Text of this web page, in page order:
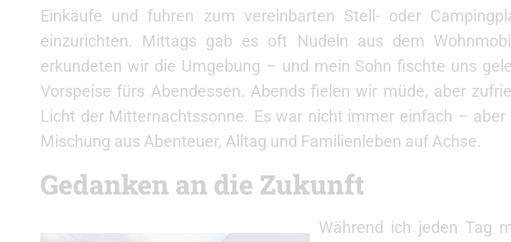
Einkäufe und fuhren zum vereinbarten Stell- oder
einzurichten. Mittags gab es oft Nudeln aus dem
erkundeten wir die Umgebung – und mein Sohn fischte uns
Vorspeise fürs Abendessen. Abends fielen wir müde, aber
Licht der Mitternachtssonne. Es war nicht immer einfach –
Mischung aus Abenteuer, Alltag und Familienleben auf Achse.
Gedanken an die Zukunft
Während ich jeden Tag